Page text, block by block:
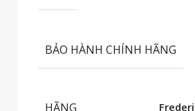
BẢO HÀNH CHÍNH HÃNG
HÃNG